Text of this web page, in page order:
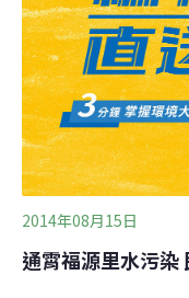
檢驗乾電池內之重金
池汞含量確認文件後
電池之重金屬，可減
產生之重金屬污染，
之重金屬含量，以利
2014年08月15日
通霄福源里水污染